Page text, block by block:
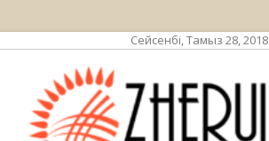
Сейсенбі, Тамыз 28, 2018